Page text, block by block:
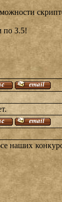
по 3.5!
наших